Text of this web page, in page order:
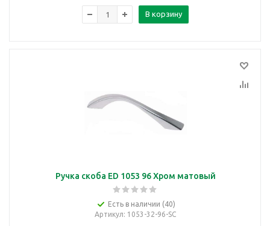
В корзину
Ручка скоба ED 1053 96 Хром матовый
Есть в наличии (40)
Артикул: 1053-32-96-SC